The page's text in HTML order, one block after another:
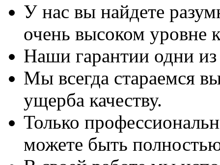
У нас вы найдете
очень высоком уровне
Наши гарантии одни
Мы всегда стараемся
ущерба качеству.
Только
можете быть